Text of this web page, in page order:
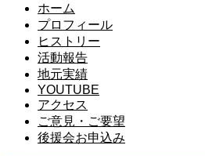
ホーム
プロフィール
ヒストリー
活動報告
地元実績
YOUTUBE
アクセス
ご意見・ご要望
後援会お申込み